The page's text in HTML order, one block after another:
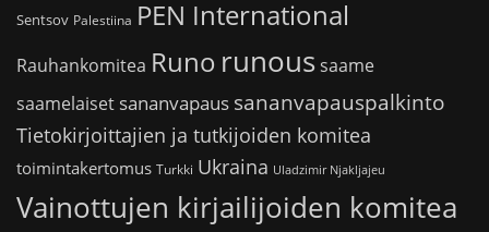
Sentsov Palestiina PEN International
Rauhankomitea Runo runoussaame
saamelaiset sananvapaus sananvapauspalkinto
Tietokirjoittajien ja tutkijoiden komitea
toimintakertomus Turkki Ukraina Uladzimir Njakljajeu
Vainottujen kirjailijoiden komitea